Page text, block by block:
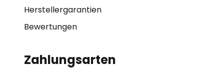
Herstellergarantien
Bewertungen
Zahlungsarten